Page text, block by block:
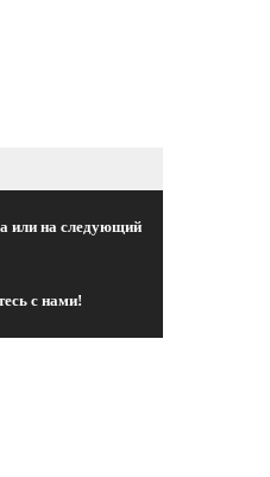
или на следующий
с нами!